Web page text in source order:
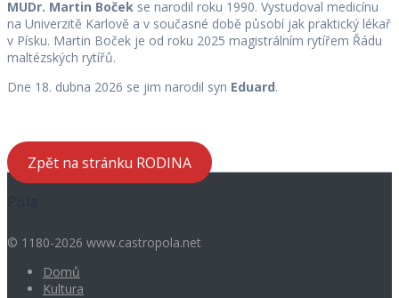
MUDr. Martin Boček se narodil roku 1990. Vystudoval medicínu
na Univerzitě Karlově a v současné době působí jak praktický lékař
v Písku. Martin Boček je od roku 2025 magistrálním rytířem Řádu
maltézských rytířů.
Dne 18. dubna 2026 se jim narodil syn Eduard.
Zpět na stránku RODINA
© 1180-2026 www.castropola.net
Domů
Kultura